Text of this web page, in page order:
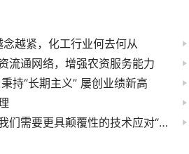
念越紧，化工行业何去何从
流通网络，增强农资服务能力
持“长期主义” 屡创业绩新高
清华大学教授魏飞：我们需要更具颠覆性的技术应对“双碳”问题